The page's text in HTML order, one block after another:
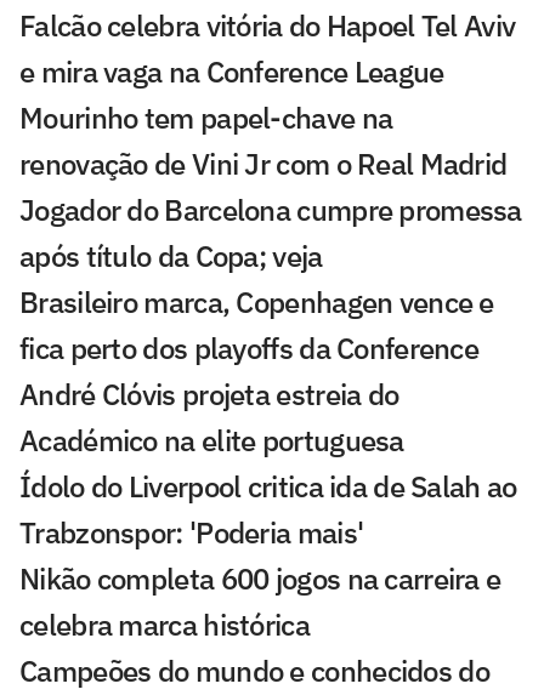
Falcão celebra vitória do Hapoel Tel Aviv
e mira vaga na Conference League
Mourinho tem papel-chave na
renovação de Vini Jr com o Real Madrid
Jogador do Barcelona cumpre promessa
após título da Copa; veja
Brasileiro marca, Copenhagen vence e
fica perto dos playoffs da Conference
André Clóvis projeta estreia do
Académico na elite portuguesa
Ídolo do Liverpool critica ida de Salah ao
Trabzonspor: 'Poderia mais'
Nikão completa 600 jogos na carreira e
celebra marca histórica
Campeões do mundo e conhecidos do